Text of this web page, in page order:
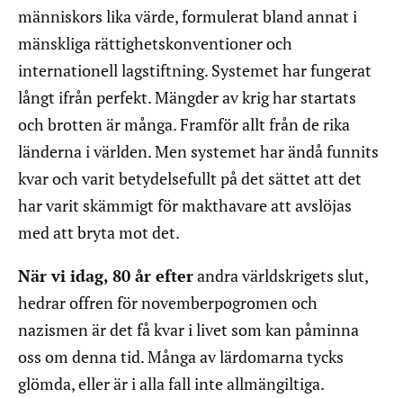
människors lika värde, formulerat bland annat i
mänskliga rättighetskonventioner och
internationell lagstiftning. Systemet har fungerat
långt ifrån perfekt. Mängder av krig har startats
och brotten är många. Framför allt från de rika
länderna i världen. Men systemet har ändå funnits
kvar och varit betydelsefullt på det sättet att det
har varit skämmigt för makthavare att avslöjas
med att bryta mot det.
När vi idag, 80 år efterandra världskrigets slut,
hedrar offren för novemberpogromen och
nazismen är det få kvar i livet som kan påminna
oss om denna tid. Många av lärdomarna tycks
glömda, eller är i alla fall inte allmängiltiga.